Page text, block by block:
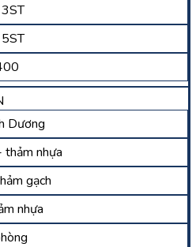
Dương
thảm nhựa
gạch
nhựa